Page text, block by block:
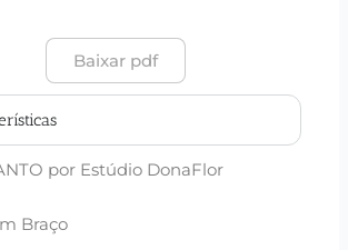
Baixar pdf
por Estúdio DonaFlor
Braço